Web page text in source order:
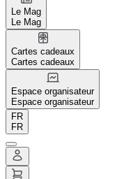
Le Mag
Le Mag
Cartes cadeaux
Cartes cadeaux
Espace organisateur
Espace organisateur
FR
FR